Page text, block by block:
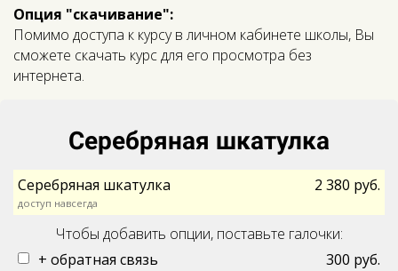
Опция "скачивание":
Помимо доступа к курсу в личном кабинете школы, Вы
сможете скачать курс для его просмотра без
интернета.
Серебряная шкатулка
Серебряная шкатулка
доступ навсегда
2 380 руб.
Чтобы добавить опции, поставьте галочки:
+ обратная связь
300 руб.